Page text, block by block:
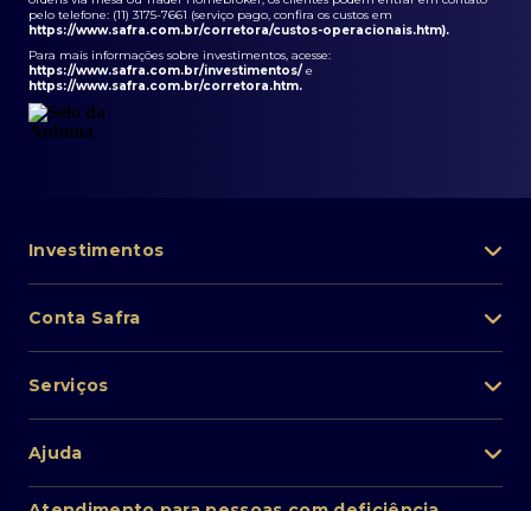
pelo telefone: (11) 3175-7661 (serviço pago, confira os custos em
https://www.safra.com.br/corretora/custos-operacionais.htm).
Para mais informações sobre investimentos, acesse:
https://www.safra.com.br/investimentos/ e
https://www.safra.com.br/corretora.htm.
Investimentos
Lista de fundos de investimento
Private Banking
Renda fixa
Conta Safra
Pessoa Física
Cartões
Empréstimos e financiamentos
Serviços
Perda/roubo de celular
Ajuda
Atendimento ao cliente